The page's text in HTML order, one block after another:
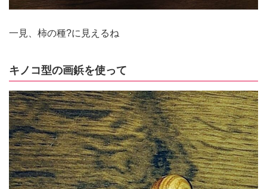
一見、柿の種?に見えるね
キノコ型の画鋲を使って